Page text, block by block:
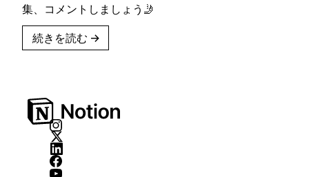
集、コメントしましょう🤳
続きを読む →